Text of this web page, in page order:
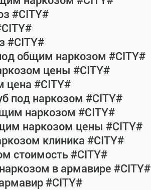
#CITY#
#CITY#
общим наркозом #CITY#
цены #CITY#
цена #CITY#
под наркозом #CITY#
наркозом #CITY#
наркозом цены #CITY#
клиника #CITY#
стоимость #CITY#
в армавире #CITY#
#CITY#